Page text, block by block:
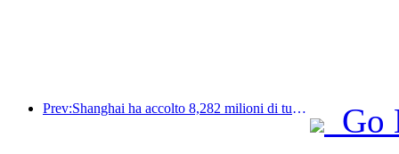
Prev:Shanghai ha accolto 8,282 milioni di turisti nei primi 11 mesi dell'anno, superando le aspettative iniziali.
Go